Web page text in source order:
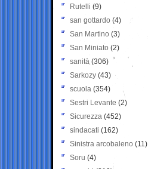
Rutelli (9)
san gottardo (4)
San Martino (3)
San Miniato (2)
sanità (306)
Sarkozy (43)
scuola (354)
Sestri Levante (2)
Sicurezza (452)
sindacati (162)
Sinistra arcobaleno (11)
Soru (4)